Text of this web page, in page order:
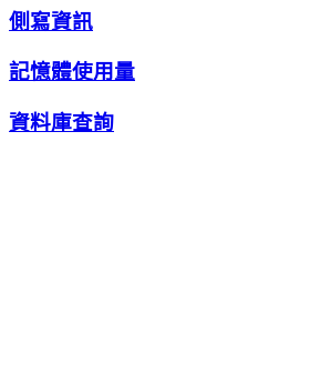
側寫資訊
記憶體使用量
資料庫查詢